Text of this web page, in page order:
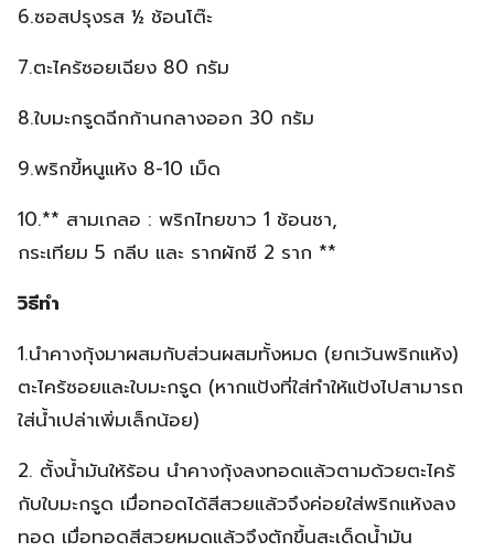
6.ซอสปรุงรส ½ ช้อนโต๊ะ
7.ตะไคร้ซอยเฉียง 80 กรัม
8.ใบมะกรูดฉีกก้านกลางออก 30 กรัม
9.พริกขี้หนูแห้ง 8-10 เม็ด
10.** สามเกลอ : พริกไทยขาว 1 ช้อนชา,
กระเทียม 5 กลีบ และ รากผักชี 2 ราก **
วิธีทำ
1.นำคางกุ้งมาผสมกับส่วนผสมทั้งหมด (ยกเว้นพริกแห้ง)
ตะไคร้ซอยและใบมะกรูด (หากแป้งที่ใส่ทำให้แป้งไปสามารถ
ใส่น้ำเปล่าเพิ่มเล็กน้อย)
2. ตั้งน้ำมันให้ร้อน นำคางกุ้งลงทอดแล้วตามด้วยตะไคร้
กับใบมะกรูด เมื่อทอดได้สีสวยแล้วจึงค่อยใส่พริกแห้งลง
ทอด เมื่อทอดสีสวยหมดแล้วจึงตักขึ้นสะเด็ดน้ำมัน